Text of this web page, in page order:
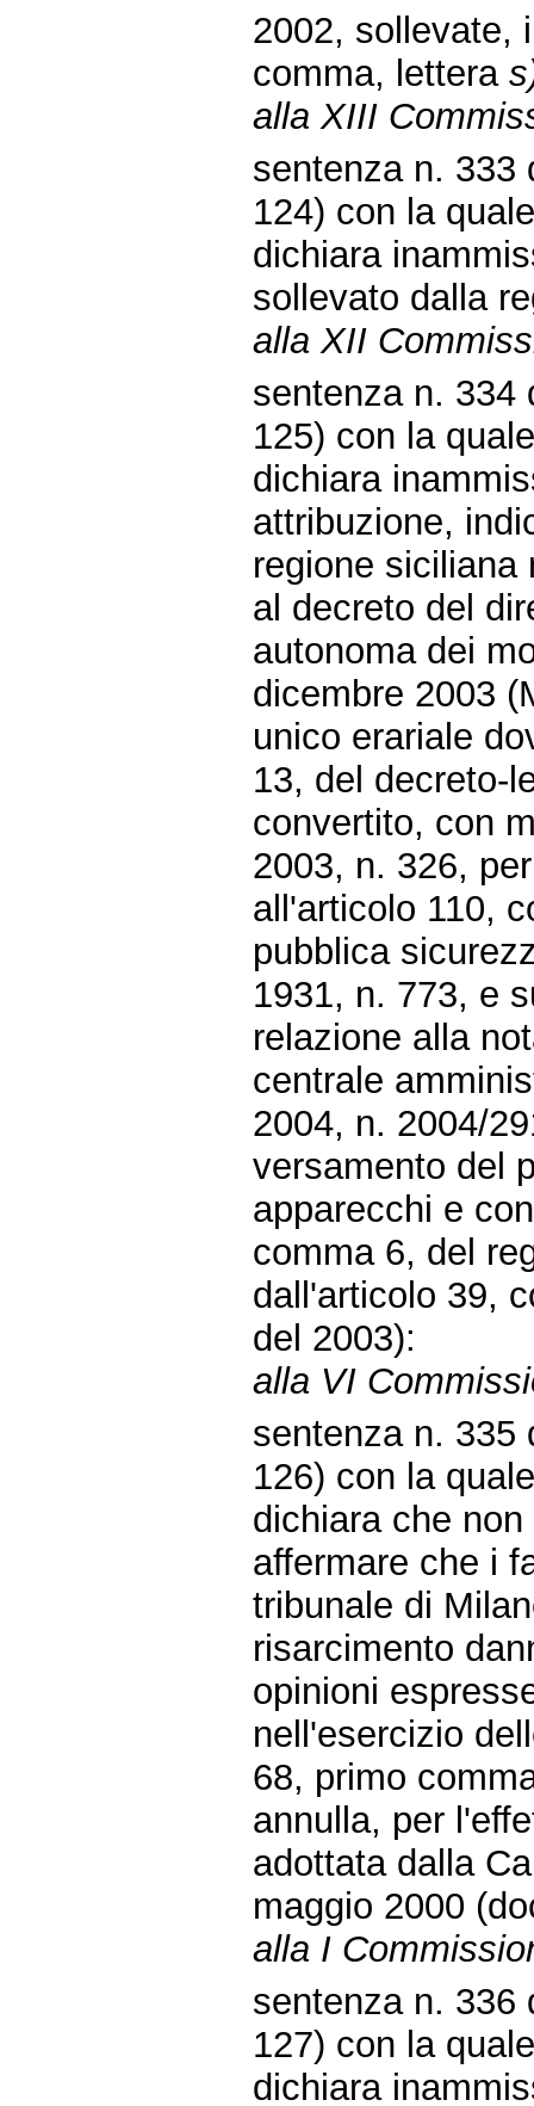
2002, sollevate,
comma, lettera
alla XIII
sentenza n. 333
124) con la
dichiara
sollevato dalla
alla XII
sentenza n. 334
125) con la
dichiara
attribuzione,
regione siciliana
al decreto del
autonoma dei
dicembre 2003
unico erariale
13, del decreto-
convertito, con
2003, n. 326,
all'articolo 110,
pubblica
1931, n. 773, e
relazione alla
centrale
2004, n. 2004/
versamento del
apparecchi e
comma 6, del
dall'articolo 39,
del 2003):
alla VI
sentenza n. 335
126) con la
dichiara che
affermare che i
tribunale di
risarcimento
opinioni
nell'esercizio
68, primo
annulla, per
adottata dalla
maggio 2000
alla I
sentenza n. 336
127) con la
dichiara